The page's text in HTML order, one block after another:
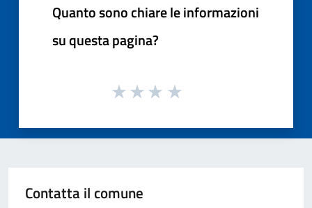
Quanto sono chiare le informazioni
su questa pagina?
Contatta il comune